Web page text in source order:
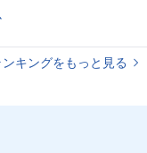
キングをもっと見る